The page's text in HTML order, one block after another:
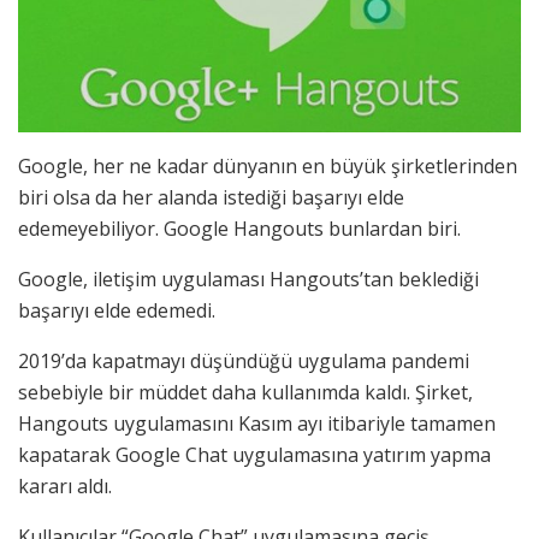
Google, her ne kadar dünyanın en büyük şirketlerinden
biri olsa da her alanda istediği başarıyı elde
edemeyebiliyor. Google Hangouts bunlardan biri.
Google, iletişim uygulaması Hangouts’tan beklediği
başarıyı elde edemedi.
2019’da kapatmayı düşündüğü uygulama pandemi
sebebiyle bir müddet daha kullanımda kaldı. Şirket,
Hangouts uygulamasını Kasım ayı itibariyle tamamen
kapatarak Google Chat uygulamasına yatırım yapma
kararı aldı.